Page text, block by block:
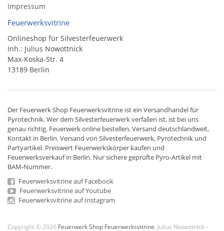
Impressum
Feuerwerksvitrine
Onlineshop für Silvesterfeuerwerk
Inh.: Julius Nowottnick
Max-Koska-Str. 4
13189 Berlin
Der Feuerwerk Shop Feuerwerksvitrine ist ein Versandhandelfür
Pyrotechnik. Wer dem Silvesterfeuerwerk verfallen ist, ist bei uns
genau richtig. Feuerwerk online bestellen,Versand deutschlandweit,
Kontakt in Berlin. Versand von Silvesterfeuerwerk, Pyrotechnik und
Partyartikel. Preiswert Feuerwerkskörper kaufen und
Feuerwerksverkauf in Berlin. Nur sichere geprüfte Pyro-Artikel mit
BAM-Nummer.
Feuerwerksvitrine auf Facebook
Feuerwerksvitrine auf Youtube
Feuerwerksvitrine auf Instagram
Copyright © 2026 Feuerwerk Shop Feuerwerksvitrine , Julius Nowottnick -